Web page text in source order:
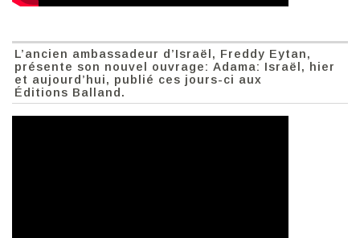
L’ancien ambassadeur d’Israël, Freddy Eytan,
présente son nouvel ouvrage: Adama: Israël, hier
et aujourd’hui, publié ces jours-ci aux
Éditions Balland.